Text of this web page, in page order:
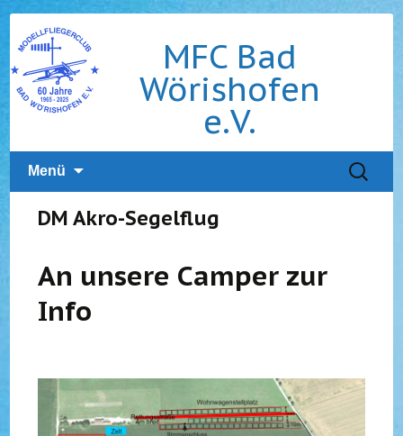
MFC Bad
Wörishofen
e.V.
Menü
Suchen
nach:
DM Akro-Segelflug
An unsere Camper zur
Info